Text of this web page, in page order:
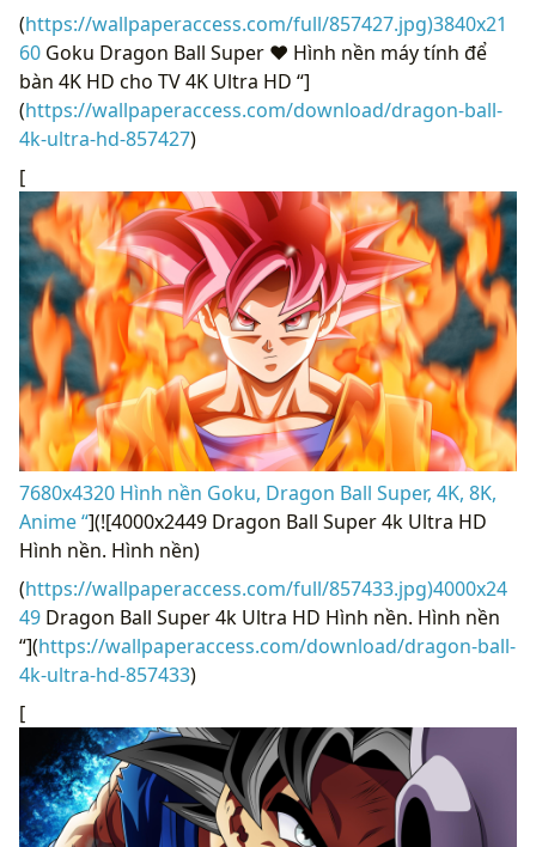
(https://wallpaperaccess.com/full/857427.jpg)3840x21
60 Goku Dragon Ball Super ❤ Hình nền máy tính để
bàn 4K HD cho TV 4K Ultra HD “]
(https://wallpaperaccess.com/download/dragon-ball-
4k-ultra-hd-857427)
[
7680x4320 Hình nền Goku, Dragon Ball Super, 4K, 8K,
Anime “](![4000x2449 Dragon Ball Super 4k Ultra HD
Hình nền. Hình nền)
(https://wallpaperaccess.com/full/857433.jpg)4000x24
49 Dragon Ball Super 4k Ultra HD Hình nền. Hình nền
“](https://wallpaperaccess.com/download/dragon-ball-
4k-ultra-hd-857433)
[